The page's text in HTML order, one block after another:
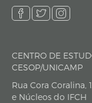
endereço
CENTRO DE
CESOP/
Rua Cora Coralina,
e Núcleos do IFCH